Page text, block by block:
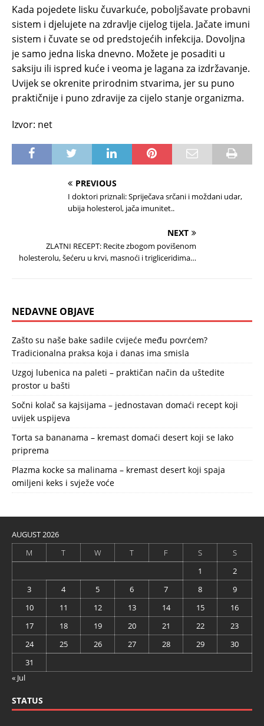
Kada pojedete Iisku čuvarkuće, poboljšavate probavni
sistem i djelujete na zdravlje cijelog tijela. Jačate imuni
sistem i čuvate se od predstojećih infekcija. Dovoljna
je samo jedna Iiska dnevno. Možete je posaditi u
saksiju ili ispred kuće i veoma je lagana za izdržavanje.
Uvijek se okrenite prirodnim stvarima, jer su puno
praktičnije i puno zdravije za cijelo stanje organizma.
Izvor: net
PREVIOUS
I doktori priznali: Spriječava srčani i moždani udar,
ubija holesterol, jača imunitet..
NEXT
ZLATNI RECEPT: Recite zbogom povišenom
holesterolu, šećeru u krvi, masnoći i trigliceridima…
NEDAVNE OBJAVE
Zašto su naše bake sadile cvijeće među povrćem?
Tradicionalna praksa koja i danas ima smisla
Uzgoj lubenica na paleti – praktičan način da uštedite
prostor u bašti
Sočni kolač sa kajsijama – jednostavan domaći recept koji
uvijek uspijeva
Torta sa bananama – kremast domaći desert koji se lako
priprema
Plazma kocke sa malinama – kremast desert koji spaja
omiljeni keks i svježe voće
AUGUST 2026
M
T W T F S
S
1
2
3
4 5 6 7 8
9
10
11 12 13 14 15
16
17
18 19 20 21 22
23
24
25 26 27 28 29
30
31
« Jul
STATUS